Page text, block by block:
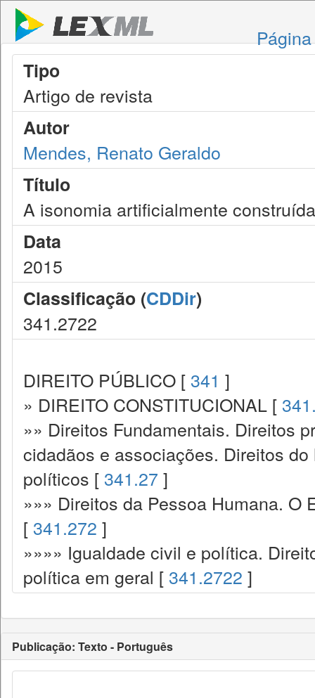
Tipo
Artigo de revista
Autor
Mendes, Renato Geraldo
Título
A isonomia artificialmente
Data
2015
Classificação (CDDir)
341.2722
DIREITO PÚBLICO [ 341 ]
» DIREITO CONSTITUCIONAL [
»» Direitos Fundamentais. Direitos
cidadãos e associações. Direitos
políticos [ 341.27 ]
»»» Direitos da Pessoa Humana.
[ 341.272 ]
»»»» Igualdade civil e política.
política em geral [ 341.2722 ]
Publicação: Texto - Português